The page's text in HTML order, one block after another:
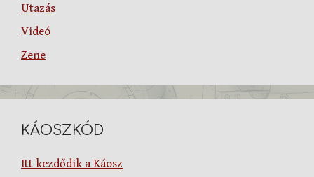
Utazás
Videó
Zene
KÁOSZKÓD
Itt kezdődik a Káosz